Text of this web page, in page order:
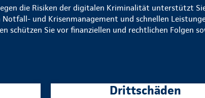
die Risiken der digitalen Kriminalität unterstützt
und Krisenmanagement und schnellen
schützen Sie vor finanziellen und rechtlichen Folgen
Drittschäden